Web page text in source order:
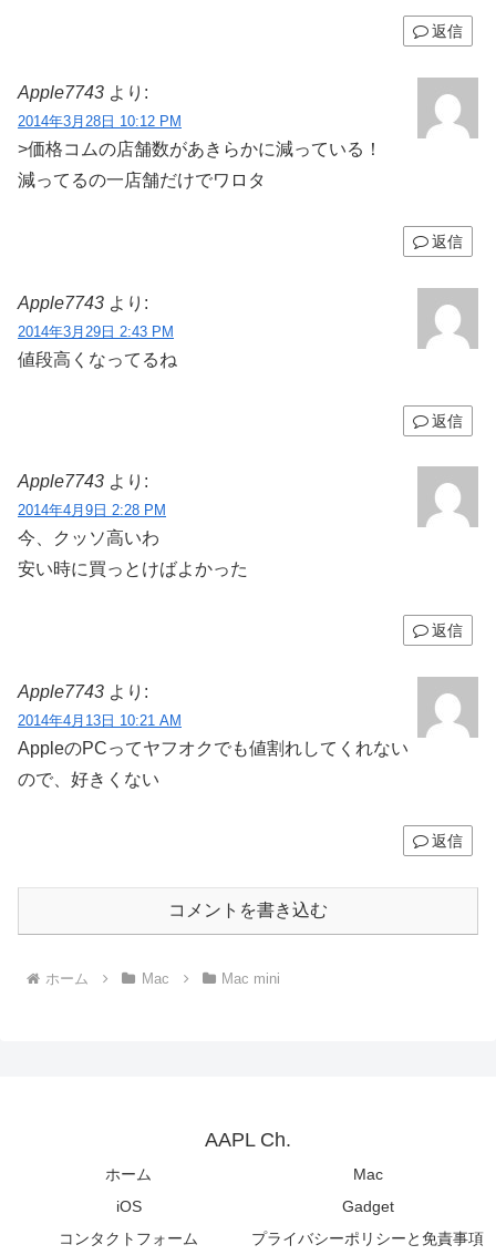
返信
Apple7743 より:
2014年3月28日 10:12 PM
>価格コムの店舗数があきらかに減っている！
減ってるの一店舗だけでワロタ
返信
Apple7743 より:
2014年3月29日 2:43 PM
値段高くなってるね
返信
Apple7743 より:
2014年4月9日 2:28 PM
今、クッソ高いわ
安い時に買っとけばよかった
返信
Apple7743 より:
2014年4月13日 10:21 AM
AppleのPCってヤフオクでも値割れしてくれない
ので、好きくない
返信
コメントを書き込む
ホーム Mac Mac mini
AAPL Ch.
ホーム
Mac
iOS
Gadget
コンタクトフォーム
プライバシーポリシーと免責事項